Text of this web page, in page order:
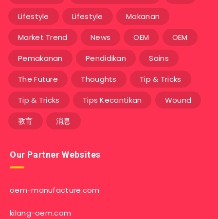
Lifestyle Lifestyle Makanan
Market Trend News OEM OEM
Pemakanan Pendidikan Sains
The Future Thoughts Tip & Tricks
Tip & Tricks Tips Kecantikan Wound
教育 消息
Our Partner Websites
oem-manufacture.com
kilang-oem.com